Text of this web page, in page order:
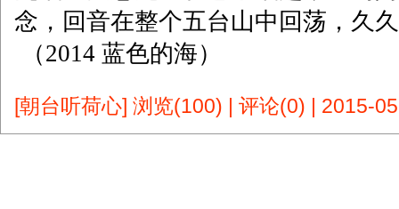
念，回音在整个五台山中回荡，久
（2014 蓝色的海）
[朝台听荷心] 浏览(100) | 评论(0) | 2015-